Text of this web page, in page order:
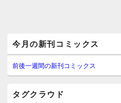
イ
ン
サ
イ
今月の新刊コミックス
前後一週間の新刊コミックス
タグクラウド